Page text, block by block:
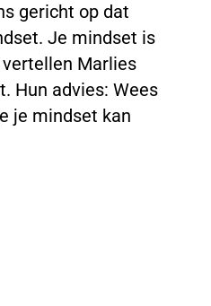
gericht op dat
Je mindset is
Marlies
Hun advies: Wees
je mindset kan